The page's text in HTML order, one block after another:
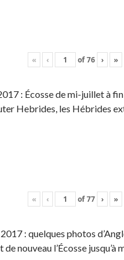
« ‹ of76 › »
: Écosse de mi-juillet à
Hebrides, les Hébrides
« ‹ of77 › »
2017 : quelques photos
de nouveau l’Écosse jusqu’à